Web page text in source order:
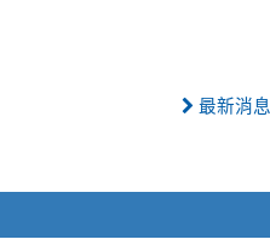
最新消息